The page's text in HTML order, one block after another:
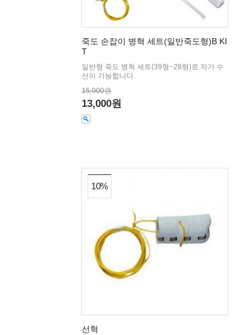
죽도 손잡이 병혁 세트(일반죽도형)B KI
T
일반형 죽도 병혁 세트(39형~28형)로 자가 수
선이 가능합니다.
15,000원
13,000원
10%
선혁